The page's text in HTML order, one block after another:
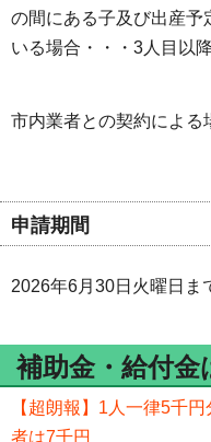
の間にある子及び出産予
いる場合・・・3人目以
市内業者との契約による
申請期間
2026年6月30日火曜日ま
補助金・給付金
【超朗報】1人一律5千
者は7千円